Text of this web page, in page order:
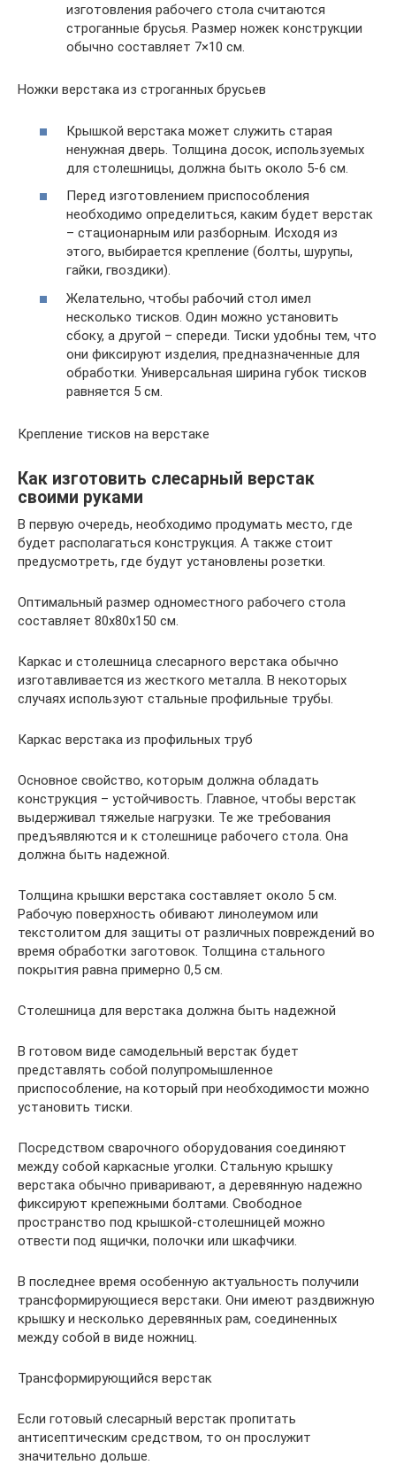
изготовления рабочего стола считаются
строганные брусья. Размер ножек конструкции
обычно составляет 7×10 см.
Ножки верстака из строганных брусьев
Крышкой верстака может служить старая
ненужная дверь. Толщина досок, используемых
для столешницы, должна быть около 5-6 см.
Перед изготовлением приспособления
необходимо определиться, каким будет верстак
– стационарным или разборным. Исходя из
этого, выбирается крепление (болты, шурупы,
гайки, гвоздики).
Желательно, чтобы рабочий стол имел
несколько тисков. Один можно установить
сбоку, а другой – спереди. Тиски удобны тем, что
они фиксируют изделия, предназначенные для
обработки. Универсальная ширина губок тисков
равняется 5 см.
Крепление тисков на верстаке
Как изготовить слесарный верстак
своими руками
В первую очередь, необходимо продумать место, где
будет располагаться конструкция. А также стоит
предусмотреть, где будут установлены розетки.
Оптимальный размер одноместного рабочего стола
составляет 80х80х150 см.
Каркас и столешница слесарного верстака обычно
изготавливается из жесткого металла. В некоторых
случаях используют стальные профильные трубы.
Каркас верстака из профильных труб
Основное свойство, которым должна обладать
конструкция – устойчивость. Главное, чтобы верстак
выдерживал тяжелые нагрузки. Те же требования
предъявляются и к столешнице рабочего стола. Она
должна быть надежной.
Толщина крышки верстака составляет около 5 см.
Рабочую поверхность обивают линолеумом или
текстолитом для защиты от различных повреждений во
время обработки заготовок. Толщина стального
покрытия равна примерно 0,5 см.
Столешница для верстака должна быть надежной
В готовом виде самодельный верстак будет
представлять собой полупромышленное
приспособление, на который при необходимости можно
установить тиски.
Посредством сварочного оборудования соединяют
между собой каркасные уголки. Стальную крышку
верстака обычно приваривают, а деревянную надежно
фиксируют крепежными болтами. Свободное
пространство под крышкой-столешницей можно
отвести под ящички, полочки или шкафчики.
В последнее время особенную актуальность получили
трансформирующиеся верстаки. Они имеют раздвижную
крышку и несколько деревянных рам, соединенных
между собой в виде ножниц.
Трансформирующийся верстак
Если готовый слесарный верстак пропитать
антисептическим средством, то он прослужит
значительно дольше.